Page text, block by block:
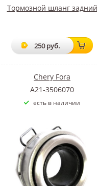
Тормозной шланг задний
250 руб.
Chery Fora
A21-3506070
есть в наличии